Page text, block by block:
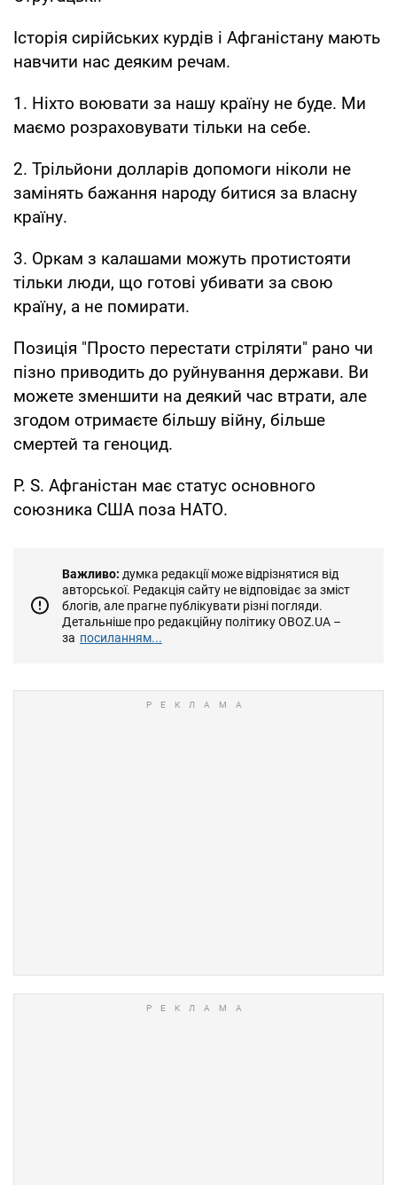
Історія сирійських курдів і Афганістану мають
навчити нас деяким речам.
1. Ніхто воювати за нашу країну не буде. Ми
маємо розраховувати тільки на себе.
2. Трільйони долларів допомоги ніколи не
замінять бажання народу битися за власну
країну.
3. Оркам з калашами можуть протистояти
тільки люди, що готові убивати за свою
країну, а не помирати.
Позиція "Просто перестати стріляти" рано чи
пізно приводить до руйнування держави. Ви
можете зменшити на деякий час втрати, але
згодом отримаєте більшу війну, більше
смертей та геноцид.
P. S. Афганістан має статус основного
союзника США поза НАТО.
Важливо: думка редакції може відрізнятися від
авторської. Редакція сайту не відповідає за зміст
блогів, але прагне публікувати різні погляди.
Детальніше про редакційну політику OBOZ.UA –
за посиланням...